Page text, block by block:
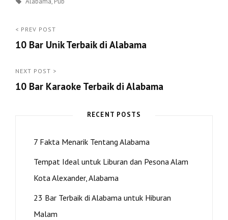
Post
navigation
< PREV POST
10 Bar Unik Terbaik di Alabama
Prev
Post
NEXT POST >
10 Bar Karaoke Terbaik di Alabama
RECENT POSTS
7 Fakta Menarik Tentang Alabama
Tempat Ideal untuk Liburan dan Pesona Alam
Kota Alexander, Alabama
23 Bar Terbaik di Alabama untuk Hiburan
Malam